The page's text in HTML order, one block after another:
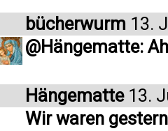
bücherwurm 13.
@Hängematte:
Hängematte13.
Wir waren